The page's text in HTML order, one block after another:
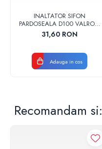
INALTATOR SIFON
PARDOSEALA D100 VALROM
17001900004
31,60 RON
Adauga in cos
Recomandam si: